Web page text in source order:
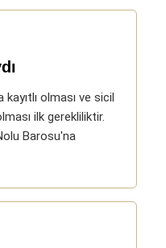
kayıtlı olması ve sicil
ilk gerekliliktir.
Barosu'na